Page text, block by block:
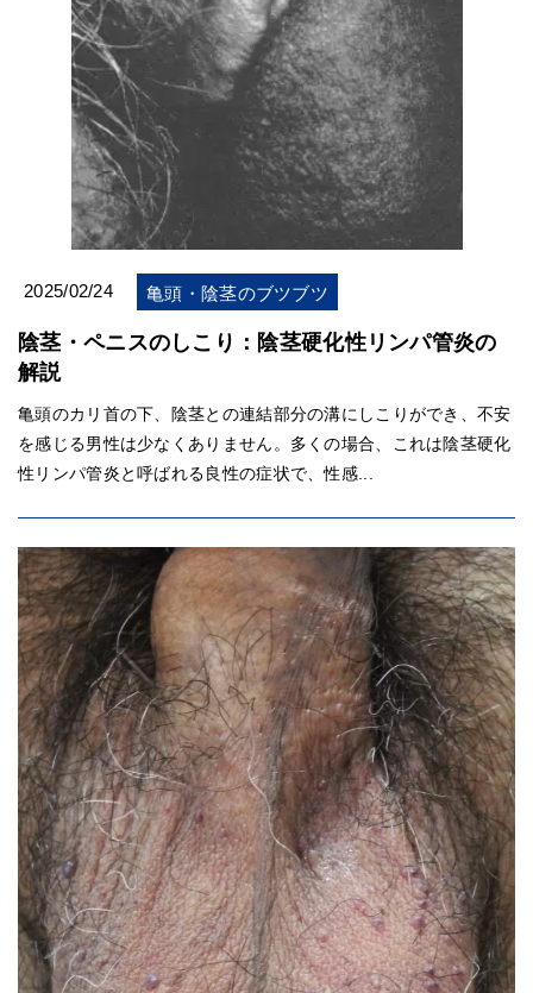
2025/02/24 亀頭・陰茎のブツブツ
陰茎・ペニスのしこり：陰茎硬化性リンパ管炎の
解説
亀頭のカリ首の下、陰茎との連結部分の溝にしこりができ、不安
を感じる男性は少なくありません。多くの場合、これは陰茎硬化
性リンパ管炎と呼ばれる良性の症状で、性感...